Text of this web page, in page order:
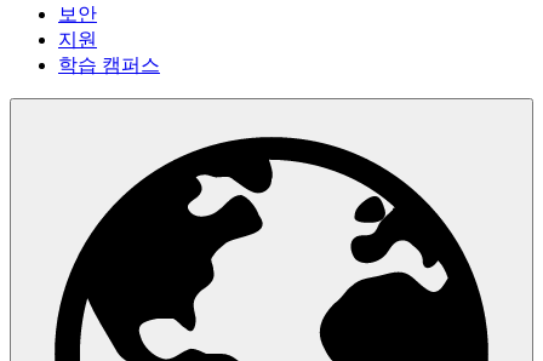
보안
지원
학습 캠퍼스